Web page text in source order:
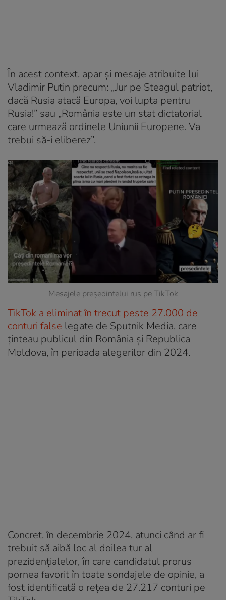
În acest context, apar și mesaje atribuite lui
Vladimir Putin precum: „Jur pe Steagul patriot,
dacă Rusia atacă Europa, voi lupta pentru
Rusia!” sau „România este un stat dictatorial
care urmează ordinele Uniunii Europene. Va
trebui să-i eliberez”.
Mesajele președintelui rus pe TikTok
TikTok a eliminat în trecut peste 27.000 de
conturi false legate de Sputnik Media, care
ținteau publicul din România și Republica
Moldova, în perioada alegerilor din 2024.
Concret, în decembrie 2024, atunci când ar fi
trebuit să aibă loc al doilea tur al
prezidențialelor, în care candidatul prorus
pornea favorit în toate sondajele de opinie, a
fost identificată o rețea de 27.217 conturi pe